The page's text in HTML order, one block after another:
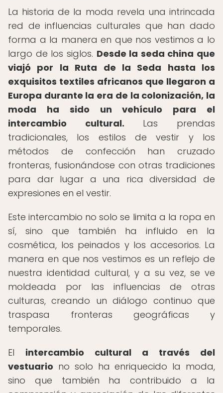
La historia de la moda revela una intrincada
red de influencias culturales que han dado
forma a la manera en que nos vestimos a lo
largo de los siglos. Desde la seda china que
viajó por la Ruta de la Seda hasta los
exquisitos textiles africanos que llegaron a
Europa durante la era de la colonización, la
moda ha sido un vehículo para el
intercambio cultural. Las prendas
tradicionales, los estilos de vestir y los
métodos de confección han cruzado
fronteras, fusionándose con otras tradiciones
para dar lugar a una rica diversidad de
expresiones en el vestir.
Este intercambio no solo se limita a la ropa en
sí, sino que también ha influido en la
cosmética, los peinados y los accesorios. La
manera en que nos vestimos es un reflejo de
nuestra identidad cultural, y a su vez, se ve
moldeada por las influencias de otras
culturas, creando un diálogo continuo que
traspasa fronteras geográficas y
temporales.
El intercambio cultural a través del
vestuario no solo ha enriquecido la moda,
sino que también ha contribuido a la